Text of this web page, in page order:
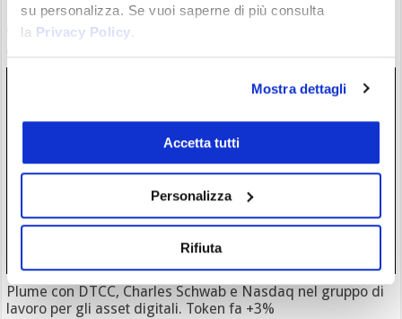
su personalizza. Se vuoi saperne di più consulta
la Privacy Policy.
Mostra dettagli
Accetta tutti
Personalizza
Rifiuta
ETF Bitcoin: Wall Street accoglie investimenti dopo hack
Coldcard. C’è chi ha mollato l’autocustodia?
Plume con DTCC, Charles Schwab e Nasdaq nel gruppo di
lavoro per gli asset digitali. Token fa +3%